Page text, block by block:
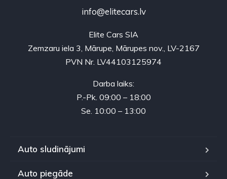
info@elitecars.lv
Elite Cars SIA
Zemzaru iela 3, Mārupe, Mārupes nov., LV-2167
PVN Nr. LV44103125974
Darba laiks:
P.-Pk. 09:00 – 18:00
Se. 10:00 – 13:00
Auto sludinājumi
Auto piegāde